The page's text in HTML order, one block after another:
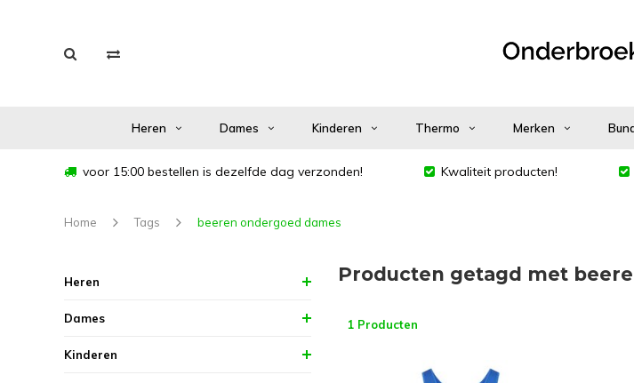
Heren Dames Kinderen Thermo Merken
voor 15:00 bestellen is dezelfde dag verzonden! Kwaliteit producten!
Home Tags beeren ondergoed dames
Heren
Dames
Kinderen
Producten getagd met
1 Producten